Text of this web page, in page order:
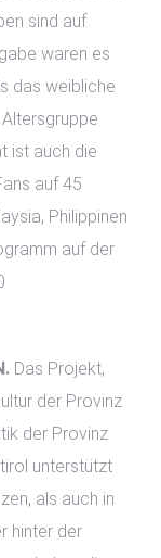
sind auf
waren es
das weibliche
ist auch die
auf 45
Philippinen
auf der
Das Projekt,
der Provinz
der Provinz
unterstützt
als auch in
hinter der